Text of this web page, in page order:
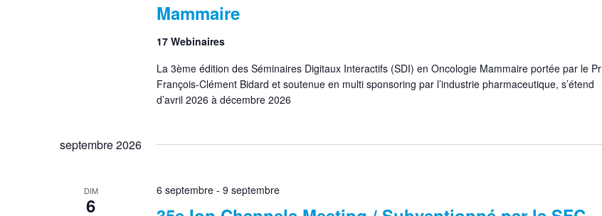
Mammaire
17 Webinaires
La 3ème édition des Séminaires Digitaux Interactifs (SDI) en Oncologie Mammaire portée par le Pr
François-Clément Bidard et soutenue en multi sponsoring par l’industrie pharmaceutique, s’étend
d’avril 2026 à décembre 2026
septembre 2026
DIM
6
6 septembre- 9 septembre